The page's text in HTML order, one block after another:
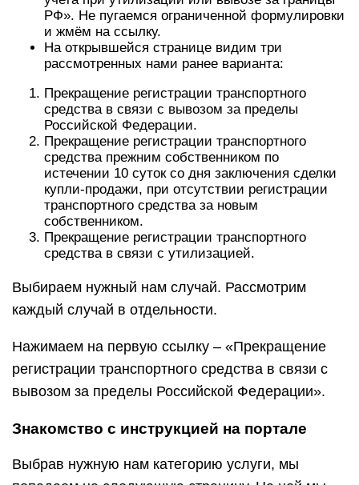
РФ». Не пугаемся ограниченной формулировки
и жмём на ссылку.
На открывшейся странице видим три
рассмотренных нами ранее варианта:
Прекращение регистрации транспортного
средства в связи с вывозом за пределы
Российской Федерации.
Прекращение регистрации транспортного
средства прежним собственником по
истечении 10 суток со дня заключения сделки
купли-продажи, при отсутствии регистрации
транспортного средства за новым
собственником.
Прекращение регистрации транспортного
средства в связи с утилизацией.
Выбираем нужный нам случай. Рассмотрим
каждый случай в отдельности.
Нажимаем на первую ссылку – «Прекращение
регистрации транспортного средства в связи с
вывозом за пределы Российской Федерации».
Знакомство с инструкцией на портале
Выбрав нужную нам категорию услуги, мы